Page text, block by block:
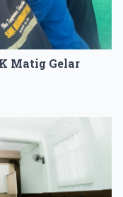
Matig Gelar